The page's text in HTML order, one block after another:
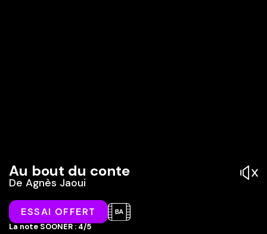
Au bout du conte
De Agnès Jaoui
ESSAI OFFERT
La note SOONER : 4/5